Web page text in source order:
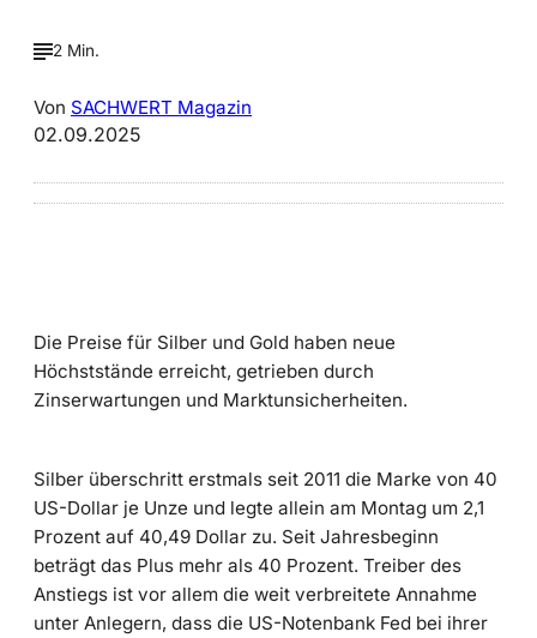
2 Min.
Von SACHWERT Magazin
02.09.2025
Die Preise für Silber und Gold haben neue
Höchststände erreicht, getrieben durch
Zinserwartungen und Marktunsicherheiten.
Silber überschritt erstmals seit 2011 die Marke von 40
US-Dollar je Unze und legte allein am Montag um 2,1
Prozent auf 40,49 Dollar zu. Seit Jahresbeginn
beträgt das Plus mehr als 40 Prozent. Treiber des
Anstiegs ist vor allem die weit verbreitete Annahme
unter Anlegern, dass die US-Notenbank Fed bei ihrer